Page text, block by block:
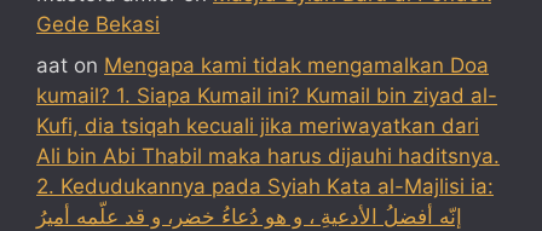
Gede Bekasi
aat on Mengapa kami tidak mengamalkan Doa
kumail? 1. Siapa Kumail ini? Kumail bin ziyad al-
Kufi, dia tsiqah kecuali jika meriwayatkan dari
Ali bin Abi Thabil maka harus dijauhi haditsnya.
2. Kedudukannya pada Syiah Kata al-Majlisi ia:
إنّه أفضلُ الأدعيةِ ، و هو دُعاءُ خضر، و قد علّمه أميرُ